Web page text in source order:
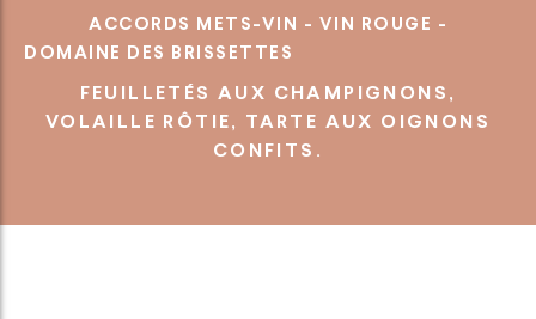
ACCORDS METS-VIN - VIN ROUGE -
DOMAINE DES BRISSETTES
FEUILLETÉS AUX CHAMPIGNONS,
VOLAILLE RÔTIE, TARTE AUX OIGNONS
CONFITS.